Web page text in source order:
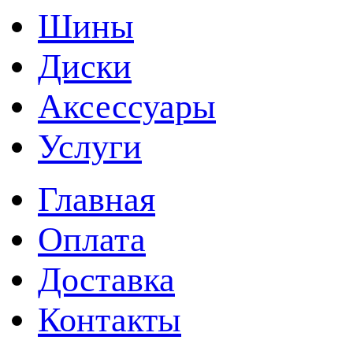
Шины
Диски
Аксессуары
Услуги
Главная
Оплата
Доставка
Контакты